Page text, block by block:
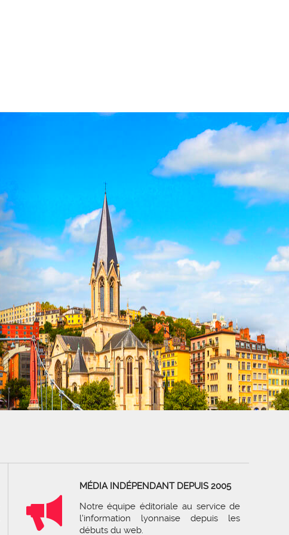
MÉDIA INDÉPENDANT DEPUIS 2005
Notre équipe éditoriale au service de
l'information lyonnaise depuis les
débuts du web.